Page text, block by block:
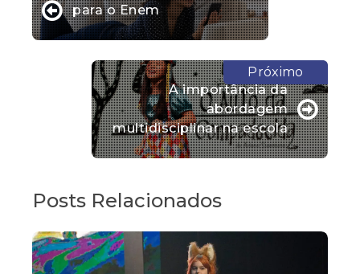
para o Enem
A importância da
abordagem
multidisciplinar na escola
Posts Relacionados